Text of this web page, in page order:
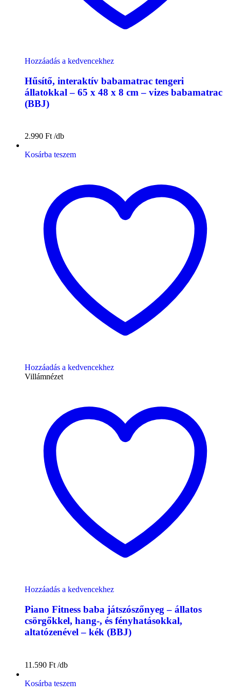
Hozzáadás a kedvencekhez
Hűsítő, interaktív babamatrac tengeri
állatokkal – 65 x 48 x 8 cm – vizes babamatrac
(BBJ)
2.990 Ft
Kosárba teszem
Hozzáadás a kedvencekhez
Villámnézet
Hozzáadás a kedvencekhez
Piano Fitness baba játszószőnyeg – állatos
csörgőkkel, hang-, és fényhatásokkal,
altatózenével – kék (BBJ)
11.590 Ft
Kosárba teszem